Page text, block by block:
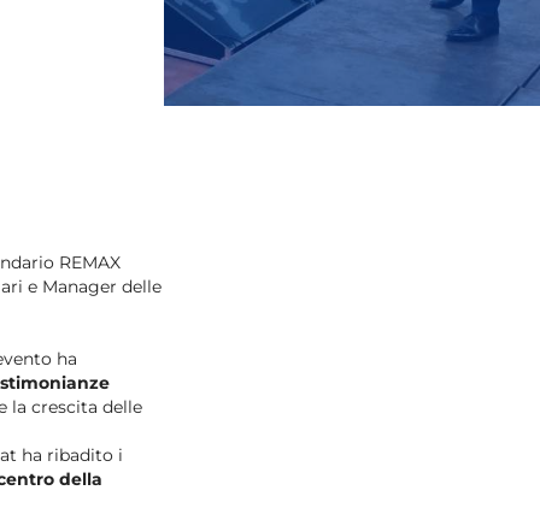
REMAX
e Manager delle
ha
la crescita delle
ha ribadito i
della